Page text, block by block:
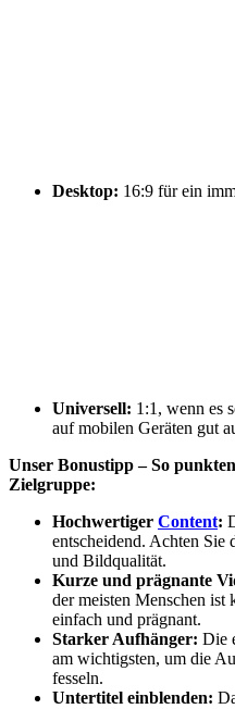
Desktop: 16:9 für ein
Universell: 1:1, wenn es
auf mobilen Geräten gut
Unser Bonustipp – So
Zielgruppe:
Hochwertiger Content:
entscheidend. Achten Sie
und Bildqualität.
Kurze und prägnante
der meisten Menschen ist
einfach und prägnant.
Starker Aufhänger: Die
am wichtigsten, um die
fesseln.
Untertitel einblenden: